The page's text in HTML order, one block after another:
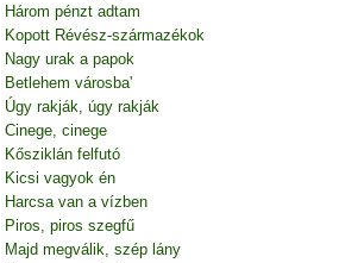
Három pénzt adtam
Kopott Révész-származékok
Nagy urak a papok
Betlehem városba'
Úgy rakják, úgy rakják
Cinege, cinege
Kősziklán felfutó
Kicsi vagyok én
Harcsa van a vízben
Piros, piros szegfű
Majd megválik, szép lány